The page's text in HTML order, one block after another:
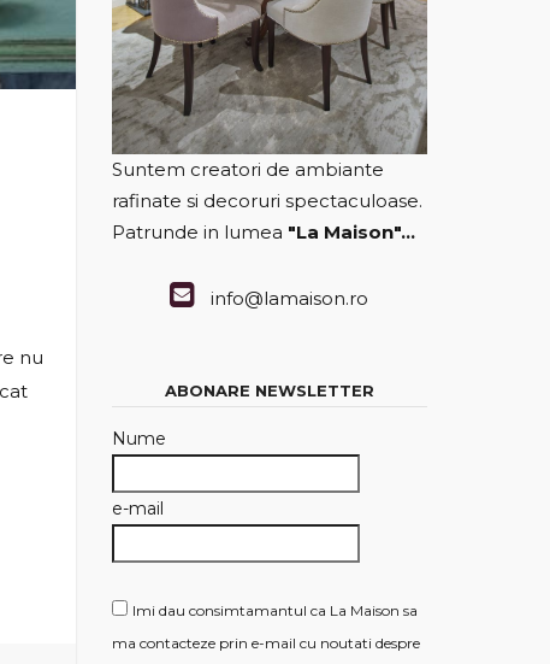
nu
Suntem creatori de ambiante
rafinate si decoruri spectaculoase.
Patrunde in lumea "La Maison"...
info@lamaison.ro
ABONARE NEWSLETTER
Nume
e-mail
Imi dau consimtamantul ca La Maison sa
ma contacteze prin e-mail cu noutati despre